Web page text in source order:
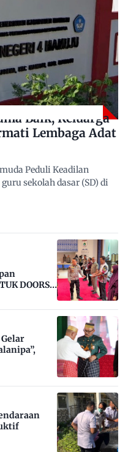
Baik, Keluarga
Lembaga Adat
Peduli Keadilan
sekolah dasar (SD) di
DOORS